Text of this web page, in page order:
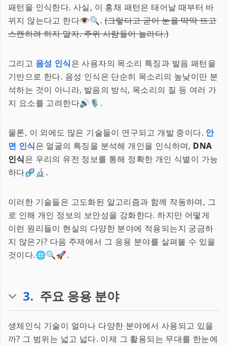
패턴을 인식한다. 사실, 이 홍채 패턴은 태어날 때부터 바
뀌지 않는다고 한다👁️🔍.(그렇다고 굳이 눈을 딱딱 뜨고
스캔하려 하지 말자. 주위 사람들이 놀라다.)
그리고 음성 인식은 사용자의 목소리 특징과 발음 패턴을
기반으로 한다. 음성 인식은 단순히 목소리의 높낮이만 분
석하는 것이 아니라, 발음의 방식, 목소리의 질 등 여러 가
지 요소를 고려한다🔊🎙️.
물론, 이 외에도 많은 기술들이 연구되고 개발 중이다. 안
면 인식은 얼굴의 특징을 분석해 개인을 인식하며, DNA
인식은 우리의 유전 정보를 통해 정확한 개인 식별이 가능
하다🧬🔬.
이러한 기술들은 고도화된 알고리즘과 함께 작동하며, 그
로 인해 개인 정보의 보안성을 강화한다. 하지만 어떻게
이런 원리들이 현실의 다양한 분야에 적용되는지 궁금하
지 않은가? 다음 주제에서 그 응용 분야를 살펴볼 수 있을
것이다.🌐🔍🚀.
3. 주요 응용 분야
생체인식 기술이 얼마나 다양한 분야에서 사용되고 있을
까? 그 범위는 넓고 넓다. 이제 그 활용되는 무대를 한눈에